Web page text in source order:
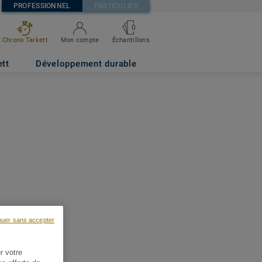
PROFESSIONNEL PARTICULIER
Chrono Tarkett Mon compte
0
Échantillons
Développement durable
votre
sans accepter